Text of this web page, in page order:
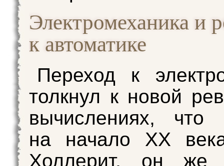
Электромеханика и
к автоматике
Переход к
толкнул к новой
вычислениях, что
на начало XX
Холлерит, он же